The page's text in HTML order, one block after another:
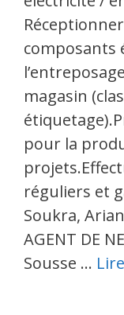
composants
magasin
pour la
réguliers et
Soukra,
AGENT DE
Sousse …